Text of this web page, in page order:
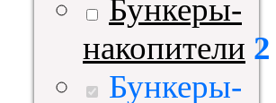
Бункеры-
накопители 2
Бункеры-